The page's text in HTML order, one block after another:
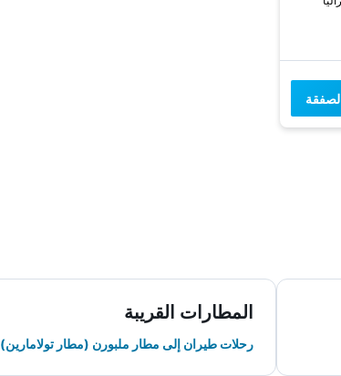
المطارات القريبة
رحلات طيران إلى مطار ملبورن (مطار تولامارين)